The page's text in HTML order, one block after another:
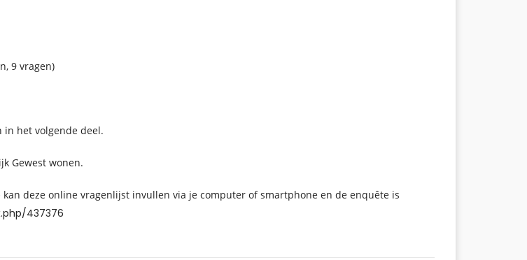
9 vragen)
in het volgende deel.
Gewest wonen.
deze online vragenlijst invullen via je computer of smartphone en de enquête is
437376